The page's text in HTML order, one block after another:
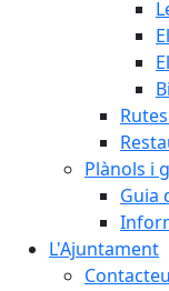
Plànols i
Guia
L'Ajuntament